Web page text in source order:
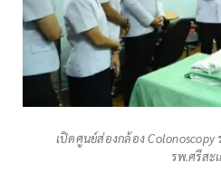
เปิดศูนย์ส่องกล้อง
รพ.ศรีสะ